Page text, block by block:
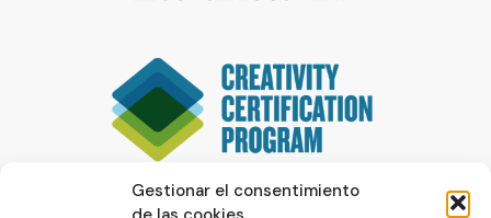
Gestionar el consentimiento